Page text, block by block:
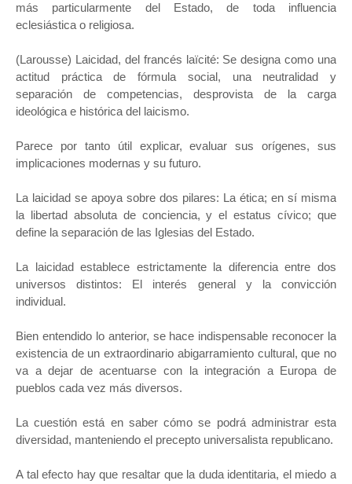
más particularmente del Estado, de toda influencia
eclesiástica o religiosa.
(Larousse) Laicidad, del francés laïcité: Se designa como una
actitud práctica de fórmula social, una neutralidad y
separación de competencias, desprovista de la carga
ideológica e histórica del laicismo.
Parece por tanto útil explicar, evaluar sus orígenes, sus
implicaciones modernas y su futuro.
La laicidad se apoya sobre dos pilares: La ética; en sí misma
la libertad absoluta de conciencia, y el estatus cívico; que
define la separación de las Iglesias del Estado.
La laicidad establece estrictamente la diferencia entre dos
universos distintos: El interés general y la convicción
individual.
Bien entendido lo anterior, se hace indispensable reconocer la
existencia de un extraordinario abigarramiento cultural, que no
va a dejar de acentuarse con la integración a Europa de
pueblos cada vez más diversos.
La cuestión está en saber cómo se podrá administrar esta
diversidad, manteniendo el precepto universalista republicano.
A tal efecto hay que resaltar que la duda identitaria, el miedo a